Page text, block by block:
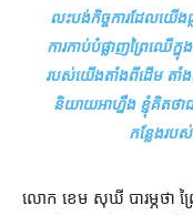
លះបង់​កិច្ច​ការដែល​យើង​
ការ​កាប់​បំផ្លាញ​ព្រៃឈើ​
របស់​យើង​តាំង​ពី​ដើម តាំ
និយាយ​អាហ្នឹង ខ្ញុំ​គិតថា​
កន្លែង​រ
លោក ខេម សុឃី បារម្ភ​ថា